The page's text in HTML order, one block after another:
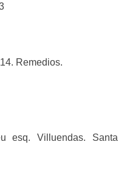
Remedios.
esq. Villuendas. Santa